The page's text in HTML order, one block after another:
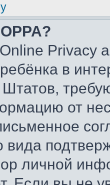
Privacy
в
от
вида
личной